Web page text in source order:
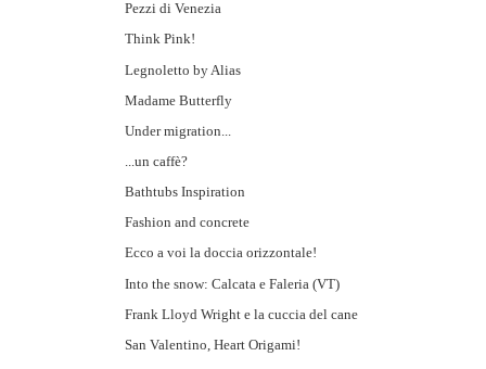
Pezzi di Venezia
Think Pink!
Legnoletto by Alias
Madame Butterfly
Under migration...
...un caffè?
Bathtubs Inspiration
Fashion and concrete
Ecco a voi la doccia orizzontale!
Into the snow: Calcata e Faleria (VT)
Frank Lloyd Wright e la cuccia del cane
San Valentino, Heart Origami!